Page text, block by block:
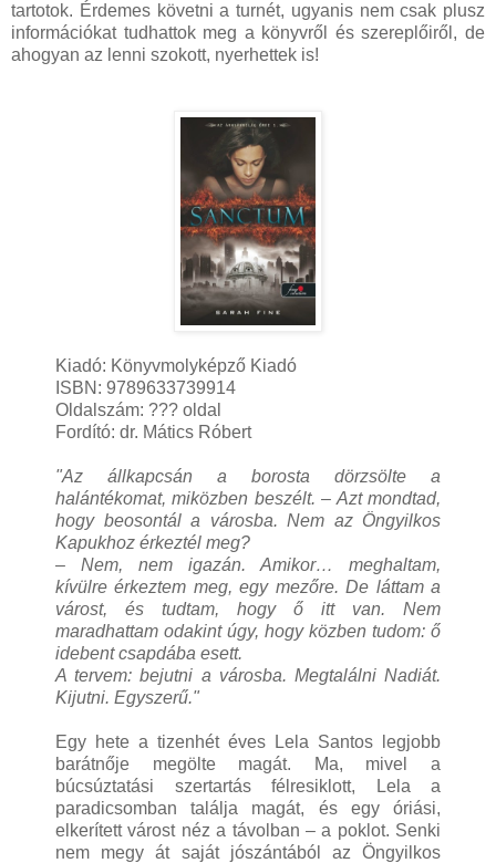
tartotok. Érdemes követni a turnét, ugyanis nem csak plusz
információkat tudhattok meg a könyvről és szereplőiről, de
ahogyan az lenni szokott, nyerhettek is!
Kiadó: Könyvmolyképző Kiadó
ISBN: 9789633739914
Oldalszám: ??? oldal
Fordító: dr. Mátics Róbert
"Az állkapcsán a borosta dörzsölte a
halántékomat, miközben beszélt. – Azt mondtad,
hogy beosontál a városba. Nem az Öngyilkos
Kapukhoz érkeztél meg?
– Nem, nem igazán. Amikor… meghaltam,
kívülre érkeztem meg, egy mezőre. De láttam a
várost, és tudtam, hogy ő itt van. Nem
maradhattam odakint úgy, hogy közben tudom: ő
idebent csapdába esett.
A tervem: bejutni a városba. Megtalálni Nadiát.
Kijutni. Egyszerű."
Egy hete a tizenhét éves Lela Santos legjobb
barátnője megölte magát. Ma, mivel a
búcsúztatási szertartás félresiklott, Lela a
paradicsomban találja magát, és egy óriási,
elkerített várost néz a távolban – a poklot. Senki
nem megy át saját jószántából az Öngyilkos